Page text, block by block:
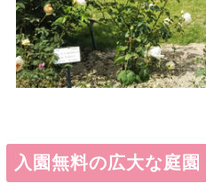
入園無料の広大な庭園